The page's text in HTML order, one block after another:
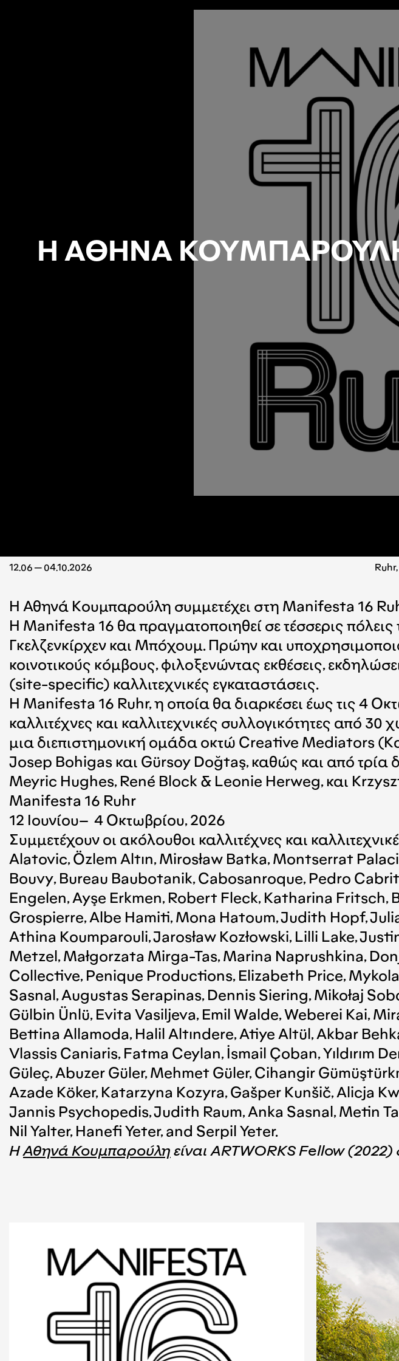
Η ΑΘΗΝΑ ΚΟΥΜΠΑΡΟΥΛΗ
12.06 — 04.10.2026
Η Αθηνά Κουμπαρούλη συμμετέχει στη Manifesta 16
Η Manifesta 16 θα πραγματοποιηθεί σε τέσσερις
Γκελζενκίρχεν και Μπόχουμ. Πρώην και
κοινοτικούς κόμβους, φιλοξενώντας εκθέσεις,
(site-specific) καλλιτεχνικές εγκαταστάσεις.
Η Manifesta 16 Ruhr, η οποία θα διαρκέσει έως τις 4
καλλιτέχνες και καλλιτεχνικές συλλογικότητες από
μια διεπιστημονική ομάδα οκτώ Creative Mediators
Josep Bohigas και Gürsoy Doğtaş, καθώς και από τρία
Meyric Hughes, René Block & Leonie Herweg, και
Manifesta 16 Ruhr
12 Ιουνίου– 4 Οκτωβρίου, 2026
Συμμετέχουν οι ακόλουθοι καλλιτέχνες και
Alatovic, Özlem Altın, Mirosław Batka, Montserrat
Bouvy, Bureau Baubotanik, Cabosanroque, Pedro
Engelen, Ayşe Erkmen, Robert Fleck, Katharina
Grospierre, Albe Hamiti, Mona Hatoum, Judith Hopf,
Athina Koumparouli, Jarosław Kozłowski, Lilli Lake,
Metzel, Małgorzata Mirga-Tas, Marina Naprushkina,
Collective, Penique Productions, Elizabeth Price,
Sasnal, Augustas Serapinas, Dennis Siering, Mikołaj
Gülbin Ünlü, Evita Vasiljeva, Emil Walde, Weberei Kai,
Bettina Allamoda, Halil Altındere, Atiye Altül, Akbar
Vlassis Caniaris, Fatma Ceylan, İsmail Çoban, Yıldırım
Güleç, Abuzer Güler, Mehmet Güler, Cihangir
Azade Köker, Katarzyna Kozyra, Gašper Kunšič, Alicja
Jannis Psychopedis, Judith Raum, Anka Sasnal, Metin
Nil Yalter, Hanefi Yeter, and Serpil Yeter.
ΗΑθηνά Κουμπαρούλη είναι ARTWORKS Fellow